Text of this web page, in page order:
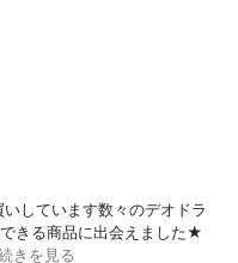
しています数々のデオドラ
きる商品に出会えました★
きを見る